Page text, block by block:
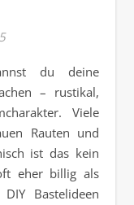
– rustikal,
Viele
Rauten und
ist das kein
eher billig als
Bastelideen